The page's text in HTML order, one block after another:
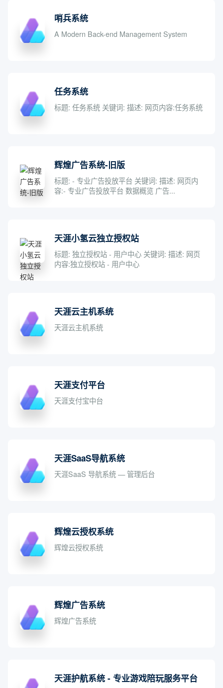
哨兵系统
A Modern Back-end Management System
任务系统
标题: 任务系统 关键词: 描述: 网页内容:任务系统
辉煌广告系统-旧版
标题: - 专业广告投放平台 关键词: 描述: 网页内
容:- 专业广告投放平台 数据概览 广告...
天涯小氢云独立授权站
标题: 独立授权站 - 用户中心 关键词: 描述: 网页
内容:独立授权站 - 用户中心
天涯云主机系统
天涯云主机系统
天涯支付平台
天涯支付宝中台
天涯SaaS导航系统
天涯SaaS 导航系统 — 管理后台
辉煌云授权系统
辉煌云授权系统
辉煌广告系统
辉煌广告系统
天涯护航系统 - 专业游戏陪玩服务平台